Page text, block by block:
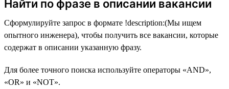
Найти по фразе в описании вакансии
Сформулируйте запрос в формате !description:(Мы ищем
опытного инженера), чтобы получить все вакансии, которые
содержат в описании указанную фразу.
Для более точного поиска используйте операторы «AND»,
«OR» и «NOT».